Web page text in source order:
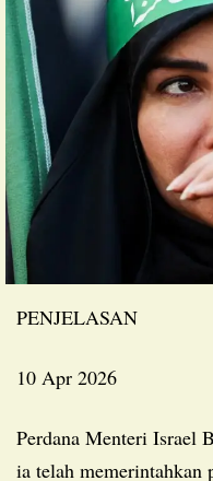
PENJELASAN
10 Apr 2026
Perdana Menteri Israel
ia telah memerintahkan